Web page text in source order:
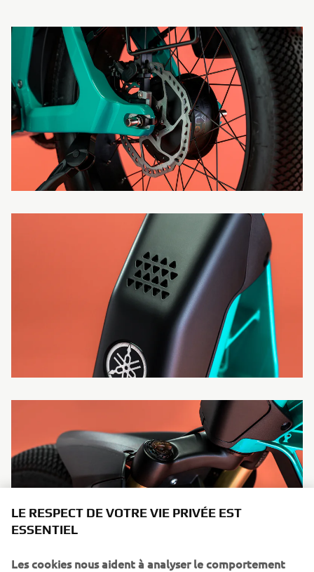
LE RESPECT DE VOTRE VIE PRIVÉE EST
ESSENTIEL
Les cookies nous aident à analyser le comportement